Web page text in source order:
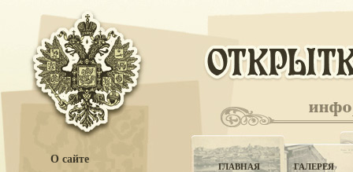
О сайте
ГЛАВНАЯ ГАЛЕРЕЯ